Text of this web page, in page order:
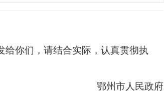
你们，请结合实际，认真贯彻执
鄂州市人民政府